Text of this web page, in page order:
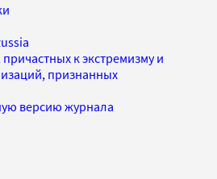
к экстремизму и
признанных
версию журнала